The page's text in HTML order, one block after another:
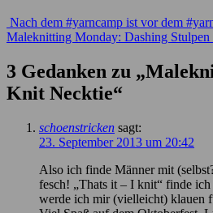
Nach dem #yarncamp ist vor dem
Maleknitting Monday: Dashing Stulpen
3 Gedanken zu „
Knit Necktie“
schoenstricken sagt:
23. September 2013 um 20:42
Also ich finde Männer mit
fesch! „Thats it – I knit“ finde
werde ich mir (vielleicht) klauen